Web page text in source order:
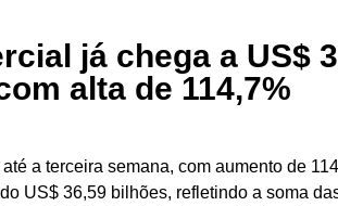
já chega a US$
alta de 114,7%
a terceira semana, com aumento de
US$ 36,59 bilhões, refletindo a soma